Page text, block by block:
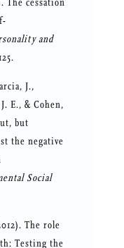
and
J.,
E., & Cohen,
but
the negative
Social
The role
Testing the